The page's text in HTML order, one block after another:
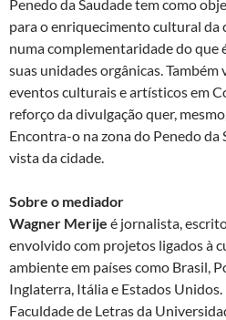
Penedo da Saudade tem como
para o enriquecimento cultural
numa complementaridade do que
suas unidades orgânicas.
eventos culturais e artísticos em
reforço da divulgação quer,
Encontra-o na zona do Penedo da
vista da cidade.
Sobre o mediador
Wagner Merije é jornalista,
envolvido com projetos ligados à
ambiente em países como Brasil,
Inglaterra, Itália e Estados
Faculdade de Letras da